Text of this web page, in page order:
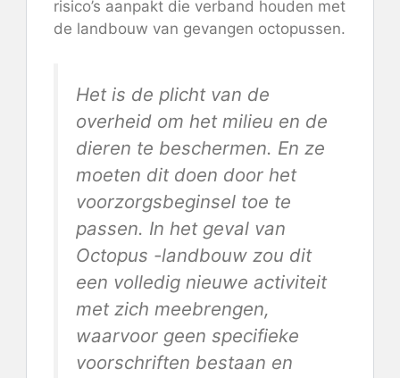
risico’s aanpakt die verband houden met
de landbouw van gevangen octopussen.
Het is de plicht van de
overheid om het milieu en de
dieren te beschermen. En ze
moeten dit doen door het
voorzorgsbeginsel toe te
passen. In het geval van
Octopus -landbouw zou dit
een volledig nieuwe activiteit
met zich meebrengen,
waarvoor geen specifieke
voorschriften bestaan ​​en